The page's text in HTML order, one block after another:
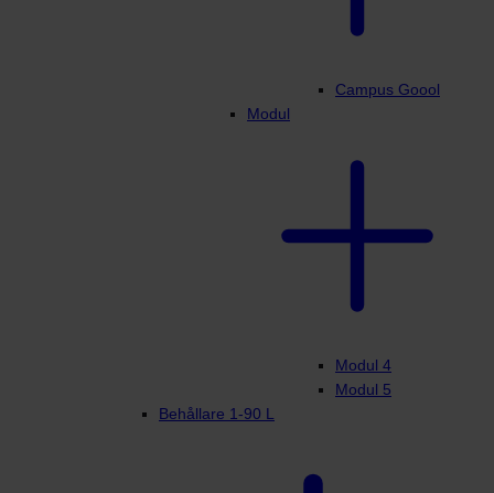
Campus Goool
Modul
Modul 4
Modul 5
Behållare 1-90 L